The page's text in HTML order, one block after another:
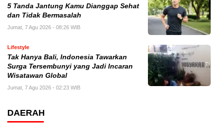
5 Tanda Jantung Kamu Dianggap Sehat
dan Tidak Bermasalah
Jumat, 7 Agu 2026 - 08:26 WIB
Lifestyle
Tak Hanya Bali, Indonesia Tawarkan
Surga Tersembunyi yang Jadi Incaran
Wisatawan Global
Jumat, 7 Agu 2026 - 02:23 WIB
DAERAH